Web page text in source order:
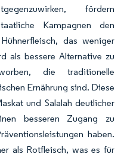
fördern
Kampagnen den
das weniger
als bessere Alternative zu
die traditionelle
Ernährung sind. Diese
und Salalah deutlicher
besseren Zugang zu
haben.
als Rotfleisch, was es für